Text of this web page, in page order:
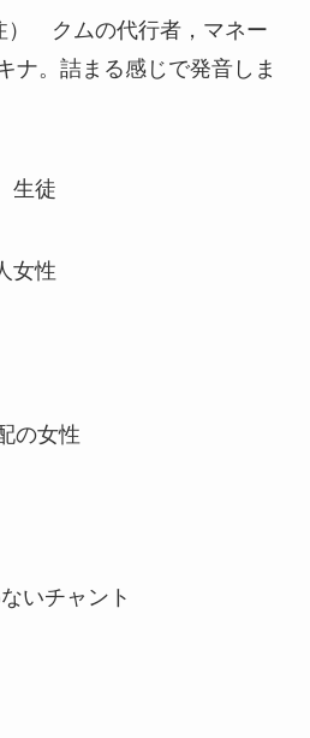
クムの代行者，マネー
ナ。詰まる感じで発音しま
生徒
女性
の女性
いチャント